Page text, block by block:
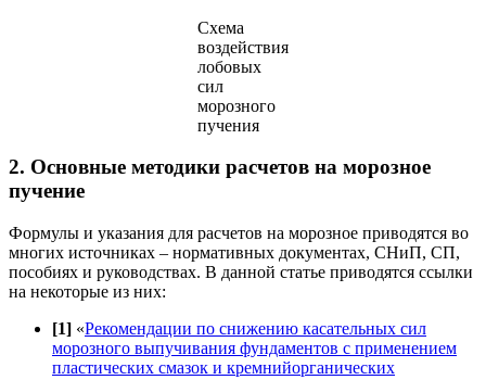
Схема
воздействия
лобовых
сил
морозного
пучения
2. Основные методики расчетов на морозное
пучение
Формулы и указания для расчетов на морозное приводятся во
многих источниках – нормативных документах, СНиП, СП,
пособиях и руководствах. В данной статье приводятся ссылки
на некоторые из них:
[1] «Рекомендации по снижению касательных сил
морозного выпучивания фундаментов с применением
пластических смазок и кремнийорганических